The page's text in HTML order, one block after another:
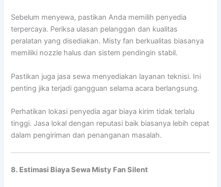
Sebelum menyewa, pastikan Anda memilih penyedia
terpercaya. Periksa ulasan pelanggan dan kualitas
peralatan yang disediakan. Misty fan berkualitas biasanya
memiliki nozzle halus dan sistem pendingin stabil.
Pastikan juga jasa sewa menyediakan layanan teknisi. Ini
penting jika terjadi gangguan selama acara berlangsung.
Perhatikan lokasi penyedia agar biaya kirim tidak terlalu
tinggi. Jasa lokal dengan reputasi baik biasanya lebih cepat
dalam pengiriman dan penanganan masalah.
8. Estimasi Biaya Sewa Misty Fan Silent